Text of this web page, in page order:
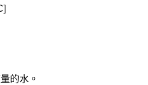
的水。